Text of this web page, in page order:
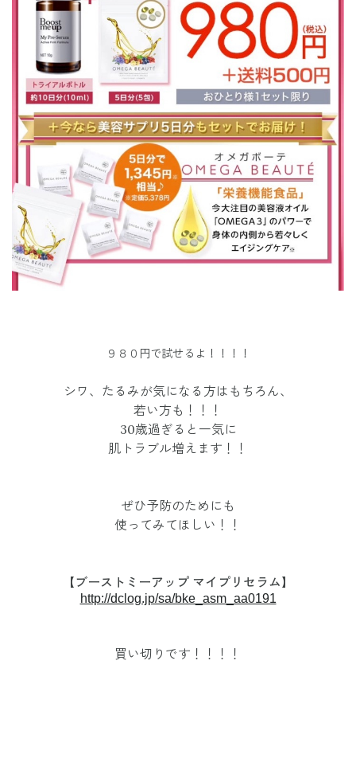
９８０円で試せるよ！！！！
シワ、たるみが気になる方はもちろん、
若い方も！！！
30歳過ぎると一気に
肌トラブル増えます！！
ぜひ予防のためにも
使ってみてほしい！！
【ブーストミーアップ マイプリセラム】
http://dclog.jp/sa/bke_asm_aa0191
買い切りです！！！！